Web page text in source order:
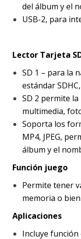
del álbum y el
USB-2, para
Lector Tarjeta
SD 1 – para la
estándar
SD 2 permite
multimedia,
Soporta los
MP4, JPEG,
álbum y el
Función juego
Permite tener
memoria o
Aplicaciones
Incluye función